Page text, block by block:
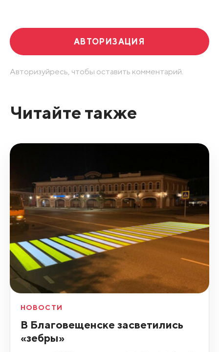
АВТОРИЗАЦИЯ
Авторизуйресь, чтобы оставить комментарий.
Читайте также
НОВОСТИ
В Благовещенске засветились
«зебры»